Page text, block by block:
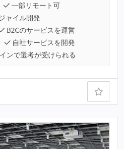
一部リモート可
ャイル開発
B2Cのサービスを運営
自社サービスを開発
ンで選考が受けられる